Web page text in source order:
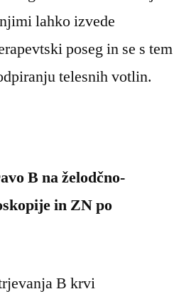
lahko izvede
poseg in se s tem
telesnih votlin.
B na želodčno-
in ZN po
B krvi